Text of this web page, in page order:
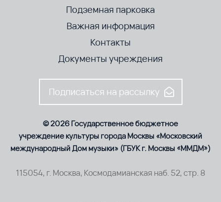
Подземная парковка
Важная информация
Контакты
Документы учреждения
Подписаться на рассылку
© 2026 Государственное бюджетное
учреждение культуры города Москвы «Московский
международный Дом музыки» (ГБУК г. Москвы «ММДМ»)
115054, г. Москва, Космодамианская наб. 52, стр. 8